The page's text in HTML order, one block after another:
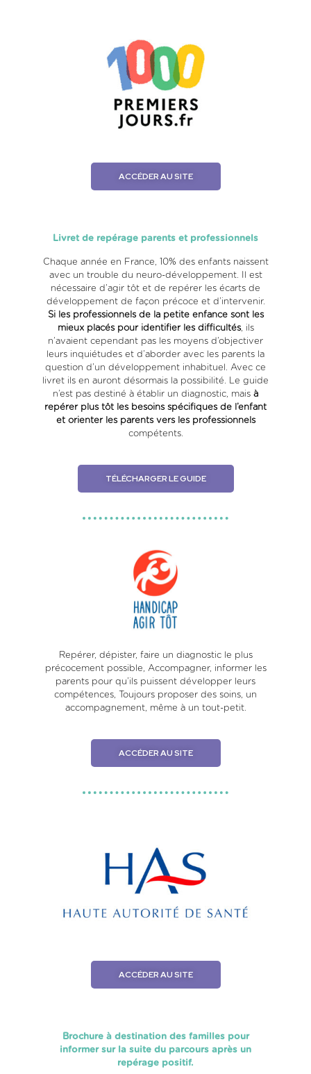
ACCÉDER AU SITE
Livret de repérage parents et professionnels
Chaque année en France, 10% des enfants naissent
avec un trouble du neuro-développement. Il est
nécessaire d’agir tôt et de repérer les écarts de
développement de façon précoce et d’intervenir.
Si les professionnels de la petite enfance sont les
mieux placés pour identifier les difficultés, ils
n’avaient cependant pas les moyens d’objectiver
leurs inquiétudes et d’aborder avec les parents la
question d’un développement inhabituel. Avec ce
livret ils en auront désormais la possibilité.
Le guide
n’est pas destiné à établir un diagnostic, mais à
repérer plus tôt les besoins spécifiques de l’enfant
et orienter les parents vers les professionnels
compétents.
TÉLÉCHARGER LE GUIDE
Repérer, dépister, faire un diagnostic le plus
précocement possible, Accompagner, informer les
parents pour qu’ils puissent développer leurs
compétences, Toujours proposer des soins, un
accompagnement, même à un tout-petit.
ACCÉDER AU SITE
ACCÉDER AU SITE
Brochure à destination des familles pour
informer sur la suite du parcours après un
repérage positif.